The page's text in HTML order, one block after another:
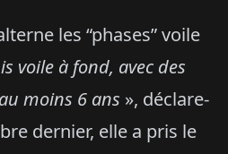
les “phases” voile
voile à fond, avec des
moins 6 ans », déclare-
dernier, elle a pris le